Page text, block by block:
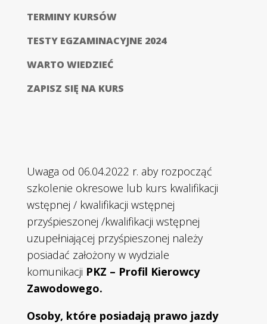
TERMINY KURSÓW
TESTY EGZAMINACYJNE 2024
WARTO WIEDZIEĆ
ZAPISZ SIĘ NA KURS
Uwaga od 06.04.2022 r. aby rozpocząć
szkolenie okresowe lub kurs kwalifikacji
wstępnej / kwalifikacji wstępnej
przyśpieszonej /kwalifikacji wstępnej
uzupełniającej przyśpieszonej należy
posiadać założony w wydziale
komunikacji PKZ – Profil Kierowcy
Zawodowego.
Osoby, które posiadają prawo jazdy